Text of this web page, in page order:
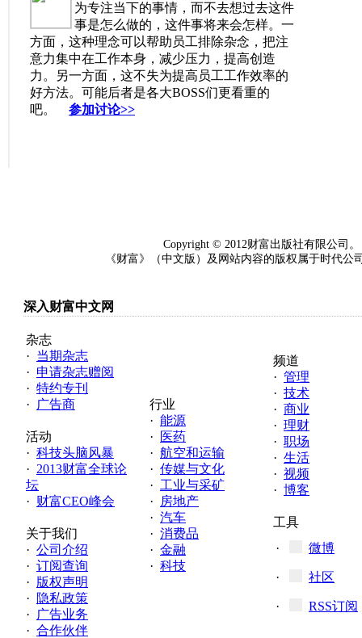
为专注当下的事情，而不去想过去这件
事是怎么做的，这件事将来会怎样。一
方面，这种理念可以帮助员工排除杂念，把注
意力集中在工作本身，减少压力，提高创造
力。另一方面，这不失为提高员工工作效率的
好方法。可能后者是各大BOSS们更看重的
吧。 参加讨论>>
Copyright © 2012财富出版社有限公司
《财富》（中文版）及网站内容的版权属于时代
深入财富中文网
杂志
· 当期杂志
· 申请杂志赠阅
· 特约专刊
·
广告商
活动
· 科技头脑风暴
· 2013财富全球论
坛
· 财富CEO峰会
关于我们
· 公司介绍
· 订阅查询
· 版权声明
·
隐私政策
·
广告业务
· 合作伙伴
行业
· 能源
·
医药
· 航空和运输
· 传媒与文化
· 工业与采矿
·
房地产
· 汽车
· 消费品
· 金融
· 科技
频道
· 管理
· 技术
· 商业
· 理财
· 职场
· 生活
· 视频
· 博客
工具
·
微博
· 社区
· RSS订阅